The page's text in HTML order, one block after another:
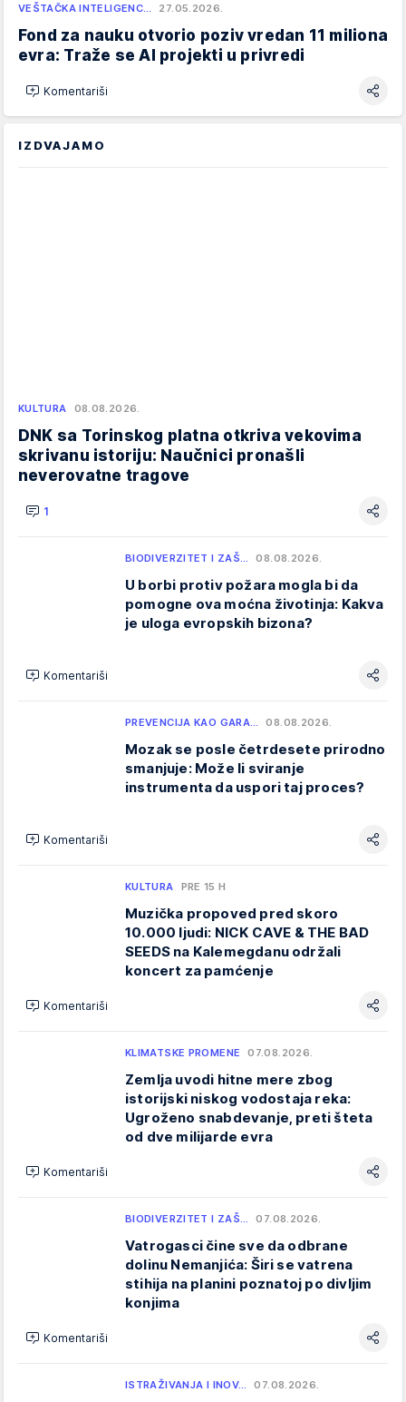
VEŠTAČKA INTELIGENC… 27.05.2026.
Fond za nauku otvorio poziv vredan 11 miliona
evra: Traže se AI projekti u privredi
Komentariši
IZDVAJAMO
KULTURA 08.08.2026.
DNK sa Torinskog platna otkriva vekovima
skrivanu istoriju: Naučnici pronašli
neverovatne tragove
1
BIODIVERZITET I ZAŠ… 08.08.2026.
U borbi protiv požara mogla bi da
pomogne ova moćna životinja: Kakva
je uloga evropskih bizona?
Komentariši
PREVENCIJA KAO GARA… 08.08.2026.
Mozak se posle četrdesete prirodno
smanjuje: Može li sviranje
instrumenta da uspori taj proces?
Komentariši
KULTURA PRE 15 H
Muzička propoved pred skoro
10.000 ljudi: NICK CAVE & THE BAD
SEEDS na Kalemegdanu održali
koncert za pamćenje
Komentariši
KLIMATSKE PROMENE 07.08.2026.
Zemlja uvodi hitne mere zbog
istorijski niskog vodostaja reka:
Ugroženo snabdevanje, preti šteta
od dve milijarde evra
Komentariši
BIODIVERZITET I ZAŠ… 07.08.2026.
Vatrogasci čine sve da odbrane
dolinu Nemanjića: Širi se vatrena
stihija na planini poznatoj po divljim
konjima
Komentariši
ISTRAŽIVANJA I INOV… 07.08.2026.